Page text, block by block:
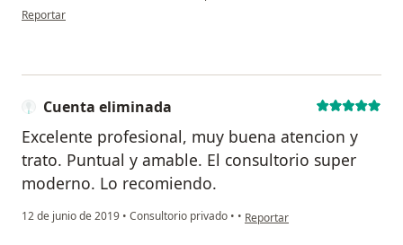
en opinión del usuario Indiana
Reportar
Cuenta eliminada
Excelente profesional, muy buena atencion y
trato. Puntual y amable. El consultorio super
moderno. Lo recomiendo.
12 de junio de 2019 • Consultorio privado • • en opinión del usuario Cuenta
Reportar